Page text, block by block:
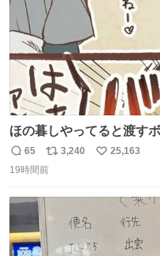
ほの暮しやってると渡す
違えるんやけど
返
信
65
リ
ポ
ト
数
3,240
い
25,163
19時間前